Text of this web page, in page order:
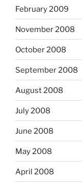
February 2009
November 2008
October 2008
September 2008
August 2008
July 2008
June 2008
May 2008
April 2008